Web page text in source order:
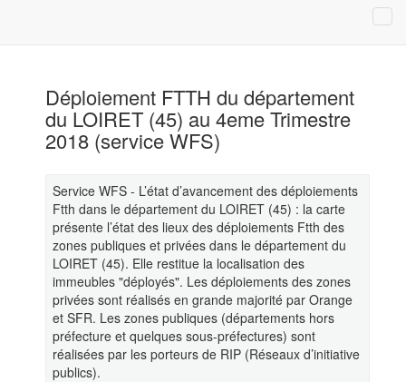
Déploiement FTTH du département
du LOIRET (45) au 4eme Trimestre
2018 (service WFS)
Service WFS - L’état d’avancement des déploiements
Ftth dans le département du LOIRET (45) : la carte
présente l’état des lieux des déploiements Ftth des
zones publiques et privées dans le département du
LOIRET (45). Elle restitue la localisation des
immeubles "déployés". Les déploiements des zones
privées sont réalisés en grande majorité par Orange
et SFR. Les zones publiques (départements hors
préfecture et quelques sous-préfectures) sont
réalisées par les porteurs de RIP (Réseaux d’initiative
publics).